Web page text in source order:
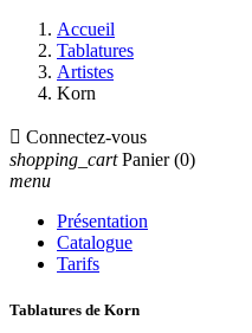
Accueil
Tablatures
Artistes
Korn
 Connectez-vous
shopping_cart Panier (0)
menu
Présentation
Catalogue
Tarifs
Tablatures de Korn